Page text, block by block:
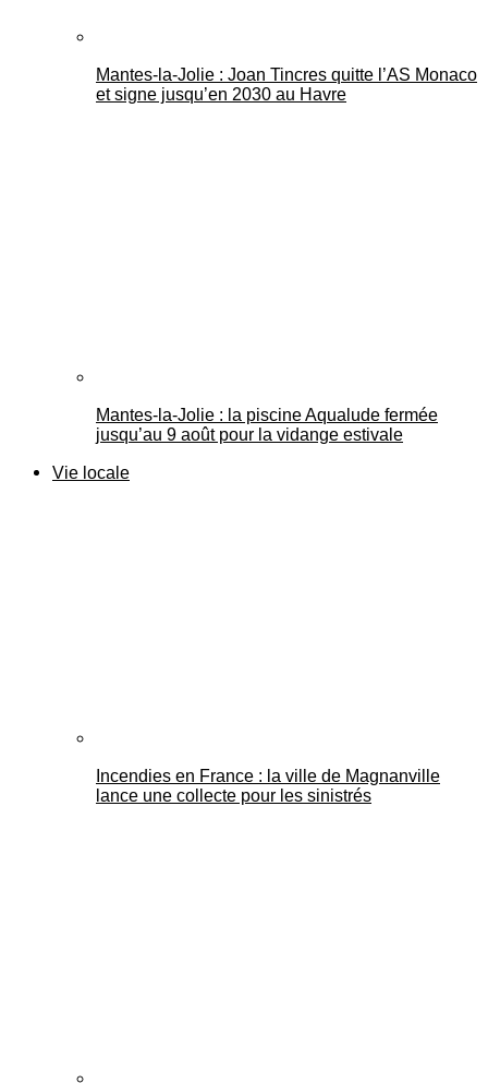
Mantes-la-Jolie : Joan Tincres quitte l’AS Monaco
et signe jusqu’en 2030 au Havre
Mantes-la-Jolie : la piscine Aqualude fermée
jusqu’au 9 août pour la vidange estivale
Vie locale
Incendies en France : la ville de Magnanville
lance une collecte pour les sinistrés